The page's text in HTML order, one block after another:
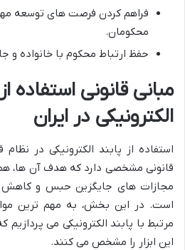
فراهم کردن فرصت های توسعه
محکومان.
حفظ ارتباط محکوم با خانواده و
مبانی قانونی استفاده
الکترونیکی در ایران
استفاده از پابند الکترونیکی در
قانونی مشخصی دارد که هدف آن ها،
مجازات های جایگزین حبس و کاهش
است. در این بخش، به مهم ترین
مرتبط با پابند الکترونیکی می
این ابزار را مشخص می کنند.